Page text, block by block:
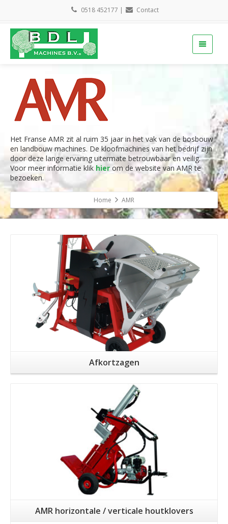
0518 452177 | Contact
Het Franse AMR zit al ruim 35 jaar in het vak van de bosbouw
en landbouw machines. De kloofmachines van het bedrijf zijn
door deze lange ervaring uitermate betrouwbaar en veilig.
Voor meer informatie klik hier om de website van AMR te
bezoeken.
Home AMR
Meer info
Afkortzagen
Meer info
AMR horizontale / verticale houtklovers